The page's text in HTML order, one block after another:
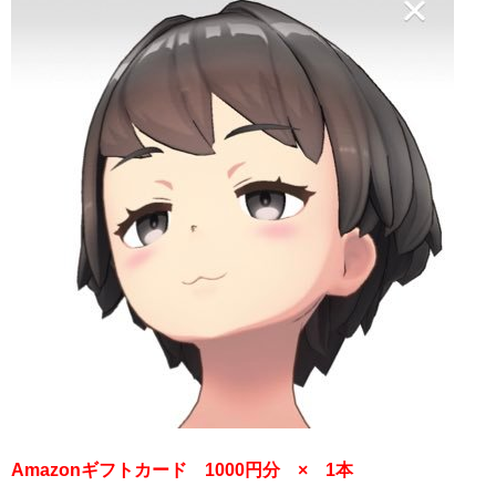
Amazonギフトカード 1000円分 × 1本